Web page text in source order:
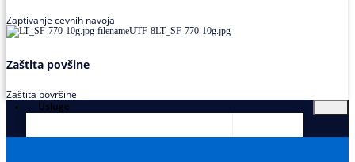
Zaptivanje cevnih navoja
Zaštita povšine
Zaštita površine
Usluge